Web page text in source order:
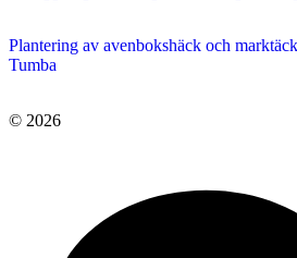
Plantering av avenbokshäck och
Tumba
© 2026